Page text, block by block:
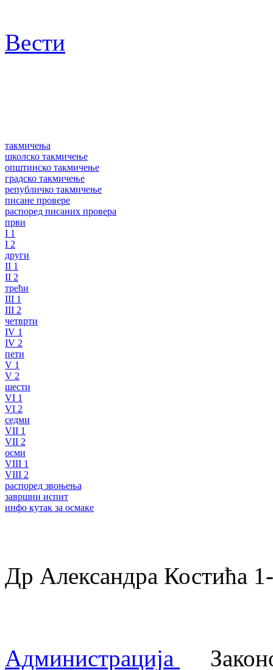
Вести
такмичења
школско такмичење
општинско такмичење
градско такмичење
републичко такмичење
писане провере
распоред писаних провера
први
I 1
I 2
други
II 1
II 2
трећи
III 1
III 2
четврти
IV 1
IV 2
пети
V 1
V 2
шести
VI 1
VI 2
седми
VII 1
VII 2
осми
VIII 1
VIII 2
распоред звоњења
завршни испит
инфо кутак за осмаке
Др Александра Костића
Администрација